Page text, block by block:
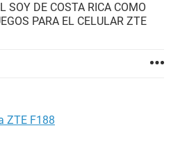
SOY DE COSTA RICA COMO
PARA EL CELULAR ZTE
ZTE F188